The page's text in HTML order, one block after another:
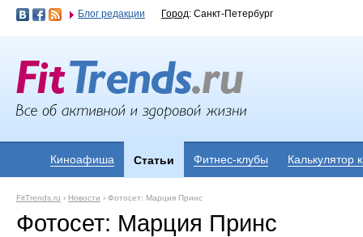
Блог редакции Город: Санкт-Петербург
Киноафиша Статьи Фитнес-клубы Калькулятор
FitTrends.ru › Новости › Фотосет: Марция Принс
Фотосет: Марция Принс